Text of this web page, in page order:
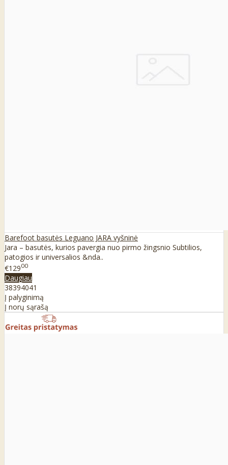
Barefoot basutės Leguano JARA vyšninė
Jara – basutės, kurios pavergia nuo pirmo žingsnio Subtilios,
patogios ir universalios &nda..
€12900
Daugiau
38394041
Į palyginimą
Į norų sąrašą